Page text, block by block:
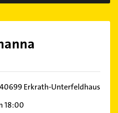
40699Erkrath-Unterfeldhaus
18:00